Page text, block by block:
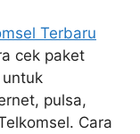
Terbaru
cek paket
pulsa,
Cara